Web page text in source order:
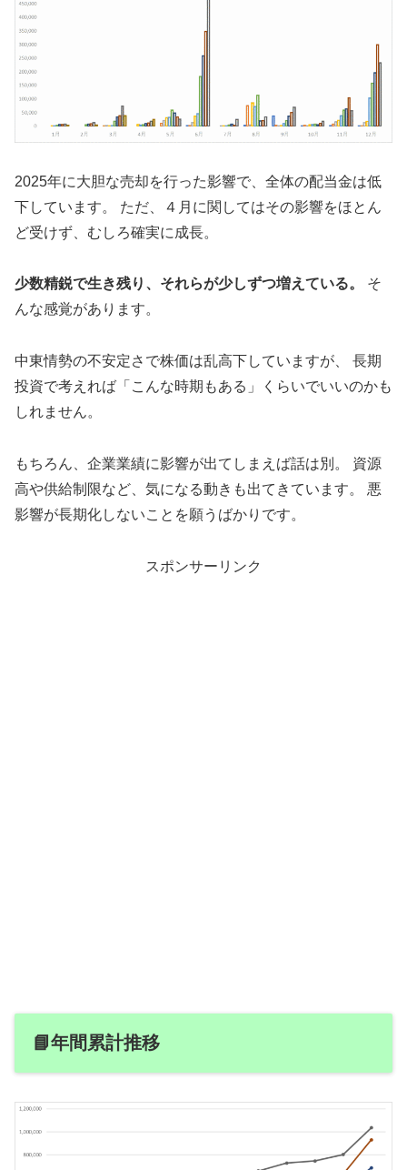
2025年に大胆な売却を行った影響で、全体の配当金は低
下しています。 ただ、４月に関してはその影響をほとん
ど受けず、むしろ確実に成長。
少数精鋭で生き残り、それらが少しずつ増えている。
そ
んな感覚があります。
中東情勢の不安定さで株価は乱高下していますが、 長期
投資で考えれば「こんな時期もある」くらいでいいのかも
しれません。
もちろん、企業業績に影響が出てしまえば話は別。 資源
高や供給制限など、気になる動きも出てきています。 悪
影響が長期化しないことを願うばかりです。
スポンサーリンク
📘年間累計推移